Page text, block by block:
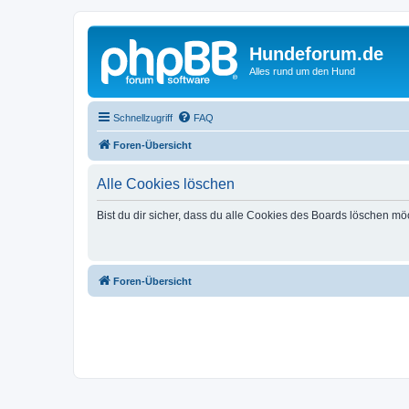
Hundeforum.de
Alles rund um den Hund
Schnellzugriff FAQ
Foren-Übersicht
Alle Cookies löschen
Bist du dir sicher, dass du alle Cookies des Boards löschen
Foren-Übersicht